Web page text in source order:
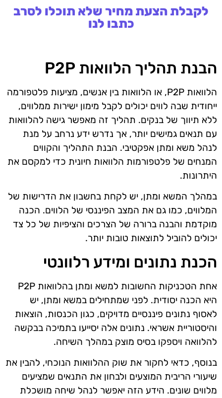
לקבלת הצעת מחיר שלא תוכלו לסרב
כתבו לנו
הבנת תהליך הלוואות P2P
הלוואות P2P, או הלוואות בין אנשים, מציעות פלטפורמה
ייחודית שבה לווים יכולים לקבל מימון ישירות ממלווים,
ללא תיווך של בנקים. תהליך זה מאפשר גישה להלוואות
עם תנאים גמישים יותר, אך נדרש ידע נרחב על מנת
לנהל משא ומתן אפקטיבי. הבנת התהליך והקווים
המנחים של פלטפורמות הלוואות חיונית כדי למקסם את
היתרונות.
במהלך המשא ומתן, יש לקחת בחשבון את הדרישות של
המלווים, כמו גם את המצב הפיננסי של הלווים. הכנה
מוקדמת והבנה ברורה של הצרכים והציפיות של כל צד
יכולים להוביל לתוצאות טובות יותר.
הכנת נתונים ומידע רלוונטי
אחת הטכניקות החשובות למשא ומתן בהלוואות P2P
היא הכנה יסודית. לפני שמתחילים במשא ומתן, יש
לאסוף נתונים פיננסיים מדויקים, כגון הכנסות, הוצאות
והיסטוריית אשראי. נתונים אלה יסייעו בתמיכה בבקשה
להלוואה ויספקו בסיס מוצק במהלך השיחה.
בנוסף, כדאי לחקור את שוק ההלוואות הנוכחי, להבין את
שיעורי הריבית המוצעים ולבחון את התנאים שמציעים
מלווים שונים. הידע הזה יאפשר לנהל שיחה מושכלת